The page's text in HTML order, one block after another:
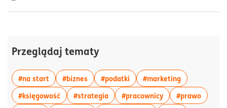
Przeglądaj tematy
#na start więcej artykułów z tagiem:#na start
#bizneswięcej artykułów z tagiem:#biznes
#podatki więcej artykułów z
#marketingwięcej
#księgowośćwięcej artykułów z tagiem:#księgowość
#strategiawięcej artykułów z
#pracownicywięcej artykułów
#prawowięcej